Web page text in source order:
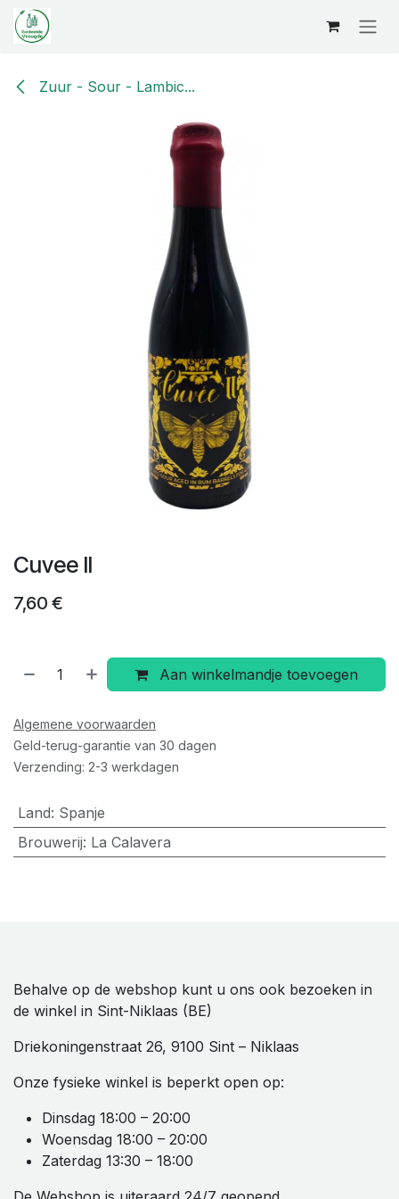
Overslaan naar inhoud
Zuur - Sour - Lambic...
Cuvee II
7,60 €
Aan winkelmandje toevoegen
Algemene voorwaarden
Geld-terug-garantie van 30 dagen
Verzending: 2-3 werkdagen
Land: Spanje
Brouwerij: La Calavera
Behalve op de webshop kunt u ons ook bezoeken in
de winkel in Sint-Niklaas (BE)
Driekoningenstraat 26, 9100 Sint – Niklaas
Onze fysieke winkel is beperkt open op:
Dinsdag 18:00 – 20:00
Woensdag 18:00 – 20:00
Zaterdag 13:30 – 18:00